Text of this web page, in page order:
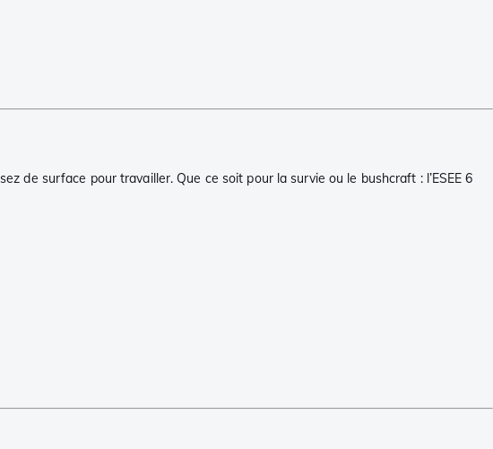
de surface pour travailler. Que ce soit pour la survie ou le bushcraft : l’ESEE 6